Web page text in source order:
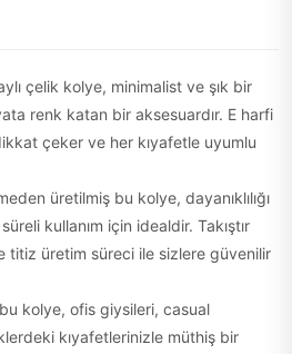
çelik kolye, minimalist ve şık bir
renk katan bir aksesuardır. E harfi
çeker ve her kıyafetle uyumlu
üretilmiş bu kolye, dayanıklılığı
kullanım için idealdir. Takıştır
titiz üretim süreci ile sizlere güvenilir
kolye, ofis giysileri, casual
kıyafetlerinizle müthiş bir